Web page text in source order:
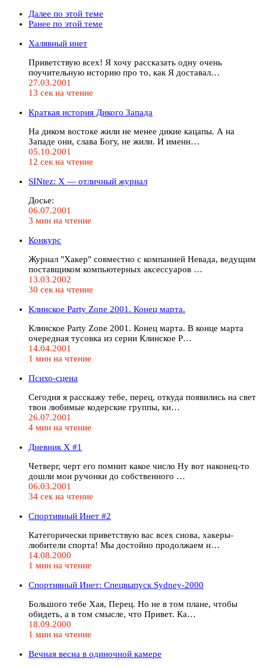
Далее по этой теме
Ранее по этой теме
Халявный инет
Приветствую всех! Я хочу рассказать одну очень
поучительную историю про то, как Я доставал…
27.03.2001
13 сек на чтение
Краткая история Дикого Запада
На диком востоке жили не менее дикие кацапы. А на
Западе они, слава Богу, не жили. И именн…
05.10.2001
12 сек на чтение
SINtez: X — отличный журнал
Досье:
06.07.2001
3 мин на чтение
Конкурс
Журнал "Хакер" совместно с компанией Невада, ведущим
поставщиком компьютерных аксессуаров …
13.03.2002
30 сек на чтение
Клинское Party Zone 2001. Конец марта.
Клинское Party Zone 2001. Конец марта. В конце марта
очередная тусовка из серии Клинское P…
14.04.2001
1 мин на чтение
Психо-сцена
Сегодня я расскажу тебе, перец, откуда появились на свет
твои любимые кодерские группы, ки…
26.07.2001
4 мин на чтение
Дневник Х #1
Четверг, черт его помнит какое число Ну вот наконец-то
дошли мои ручонки до собственного …
06.03.2001
34 сек на чтение
Спортивный Инет #2
Категорически приветствую вас всех снова, хакеры-
любители спорта! Мы достойно продолжаем н…
14.08.2000
1 мин на чтение
Спортивный Инет: Спецвыпуск Sydney-2000
Большого тебе Хая, Перец. Но не в том плане, чтобы
обидеть, а в том смысле, что Привет. Ка…
18.09.2000
1 мин на чтение
Вечная весна в одиночной камере